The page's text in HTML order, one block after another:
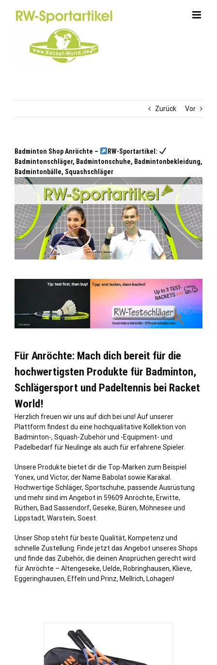
Zurück Vor
Badminton Shop Anröchte –
RW-Sportartikel:
Badmintonschläger, Badmintonschuhe, Badmintonbekleidung,
Badmintonbälle, Squashschläger
Für Anröchte: Mach dich bereit für die
hochwertigsten Produkte für Badminton,
Schlägersport und Padeltennis bei Racket
World!
Herzlich freuen wir uns auf dich bei uns! Auf unserer
Plattform findest du eine hochqualitative Kollektion von
Badminton-, Squash-Zubehör und -Equipment- und
Padelbedarf für Neulinge als auch für erfahrene Spieler.
Unsere Produkte bietet dir die Top-Marken zum Beispiel
Yonex, und Victor, der Name Babolat sowie Karakal.
Hochwertige Schläger, Sportschuhe, passende Ausrüstung
und mehr sind im Angebot in 59609 Anröchte, Erwitte,
Rüthen, Bad Sassendorf, Geseke, Büren, Möhnesee und
Lippstadt, Warstein, Soest.
Unser Shop steht für beste Qualität, Kompetenz und
schnelle Zustellung. Finde jetzt das Angebot unseres Shops
und finde das Zubehör, die deinen Ansprüchen gerecht wird
für Anröchte – Altengeseke, Uelde, Robringhausen, Klieve,
Eggeringhausen, Effeln und Prinz, Mellrich, Lohagen!